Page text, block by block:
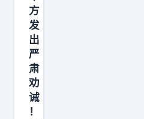
检
验
体
系
化
作
战
方
发
出
严
肃
劝
诫
！